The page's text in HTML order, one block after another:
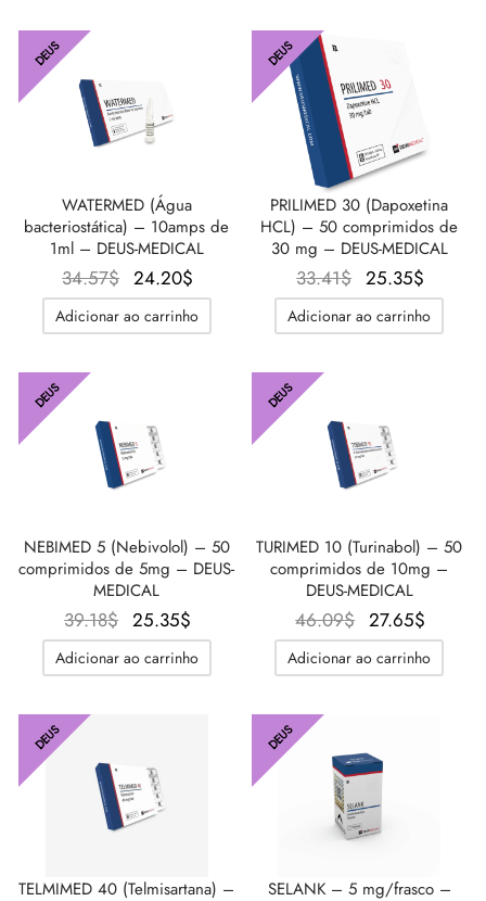
DEUS
WATERMED (Água
bacteriostática) – 10amps de
1ml – DEUS-MEDICAL
34.57$
O
preço
original
24.20$
atual é:
24.20$.
Adicionar ao carrinho
DEUS
PRILIMED 30 (Dapoxetina
HCL) – 50 comprimidos de
30 mg – DEUS-MEDICAL
33.41$
O
preço
original
25.35$
preço
atual é:
Adicionar ao carrinho
DEUS
NEBIMED 5 (Nebivolol) – 50
comprimidos de 5mg – DEUS-
MEDICAL
39.18$
O
preço
original
25.35$
preço
atual é:
Adicionar ao carrinho
DEUS
TURIMED 10 (Turinabol) – 50
comprimidos de 10mg –
DEUS-MEDICAL
46.09$ O preço
original
era:
27.65$
preço
atual é:
Adicionar ao carrinho
DEUS
TELMIMED 40 (Telmisartana) –
DEUS
SELANK – 5 mg/frasco –